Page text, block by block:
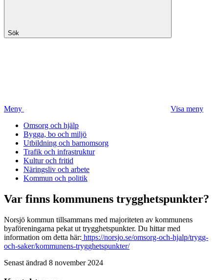
Sök
Meny
Visa meny
Omsorg och hjälp
Bygga, bo och miljö
Utbildning och barnomsorg
Trafik och infrastruktur
Kultur och fritid
Näringsliv och arbete
Kommun och politik
Var finns kommunens trygghetspunkter?
Norsjö kommun tillsammans med majoriteten av kommunens
byaföreningarna pekat ut trygghetspunkter. Du hittar med
information om detta här: https://norsjo.se/omsorg-och-hjalp/trygg-
och-saker/kommunens-trygghetspunkter/
Senast ändrad 8 november 2024